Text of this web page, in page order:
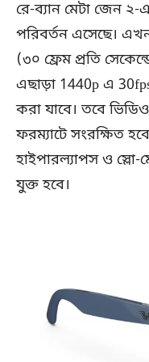
রে-ব্যান মেটা জেন
পরিবর্তন এসেছে।
(৩০ ফ্রেম প্রতি
এছাড়া 1440p এ
করা যাবে। তবে
ফরম্যাটে সংরক্ষিত
হাইপারল্যাপস ও
যুক্ত হবে।